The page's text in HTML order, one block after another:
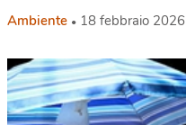
Ambiente 18 febbraio 2026